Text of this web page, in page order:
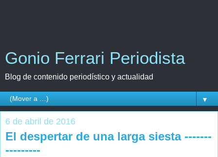
Gonio Ferrari Periodista
Blog de contenido periodístico y actualidad
▼
6 de abril de 2016
El despertar de una larga siesta -------
---------